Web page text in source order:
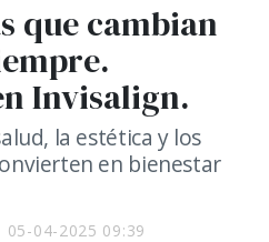
05-04-2025 09:39
que cambian
Invisalign.
la estética y los
en bienestar